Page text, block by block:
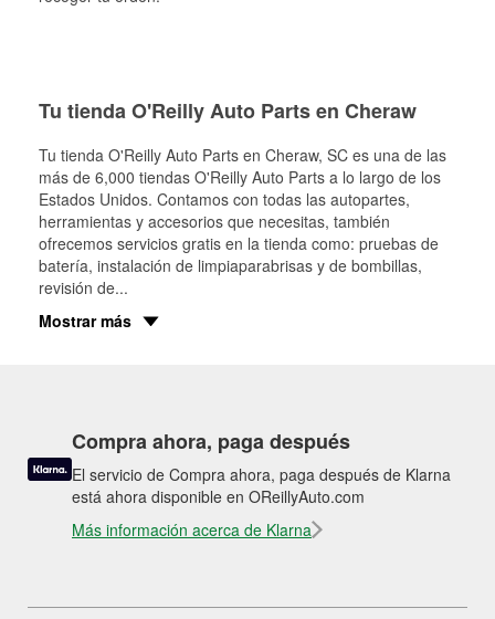
Tu tienda O'Reilly Auto Parts en Cheraw
Tu tienda O'Reilly Auto Parts en Cheraw, SC es una de las
más de 6,000 tiendas O'Reilly Auto Parts a lo largo de los
Estados Unidos. Contamos con todas las autopartes,
herramientas y accesorios que necesitas, también
ofrecemos servicios gratis en la tienda como: pruebas de
batería, instalación de limpiaparabrisas y de bombillas,
revisión de...
Mostrar más
Compra ahora, paga después
El servicio de Compra ahora, paga después de Klarna
está ahora disponible en OReillyAuto.com
Más información acerca de Klarna